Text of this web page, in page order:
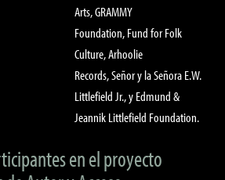
Arts, GRAMMY
Foundation, Fund for Folk
Culture, Arhoolie
Records, Señor y la Señora E.W.
Littlefield Jr., y Edmund &
Jeannik Littlefield Foundation.
en el proyecto